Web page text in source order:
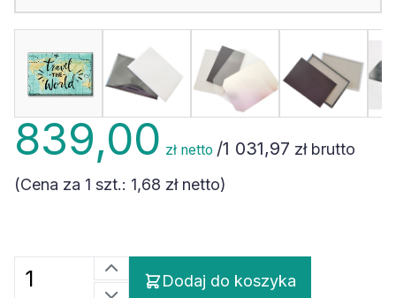
839,00 zł netto /1 031,97 zł brutto
(Cena za 1 szt.: 1,68 złnetto)
Dodaj do koszyka